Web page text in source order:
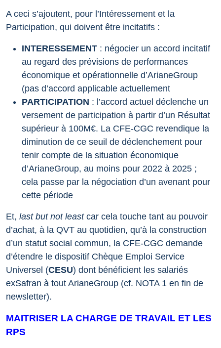
A ceci s’ajoutent, pour l’Intéressement et la
Participation, qui doivent être incitatifs :
INTERESSEMENT : négocier un accord incitatif
au regard des prévisions de performances
économique et opérationnelle d’ArianeGroup
(pas d’accord applicable actuellement
PARTICIPATION : l’accord actuel déclenche un
versement de participation à partir d’un Résultat
supérieur à 100M€. La CFE-CGC revendique la
diminution de ce seuil de déclenchement pour
tenir compte de la situation économique
d’ArianeGroup, au moins pour 2022 à 2025 ;
cela passe par la négociation d’un avenant pour
cette période
Et, last but not leastcar cela touche tant au pouvoir
d’achat, à la QVT au quotidien, qu’à la construction
d’un statut social commun, la CFE-CGC demande
d’étendre le dispositif Chèque Emploi Service
Universel (CESU) dont bénéficient les salariés
exSafran à tout ArianeGroup (cf. NOTA 1 en fin de
newsletter).
MAITRISER LA CHARGE DE TRAVAIL ET LES
RPS